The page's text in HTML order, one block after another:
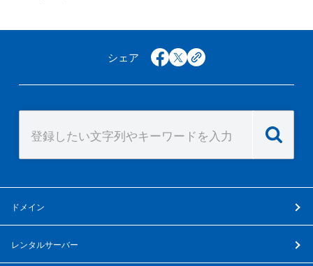
シェア facebook
x copy
ドメイン
レンタルサーバー